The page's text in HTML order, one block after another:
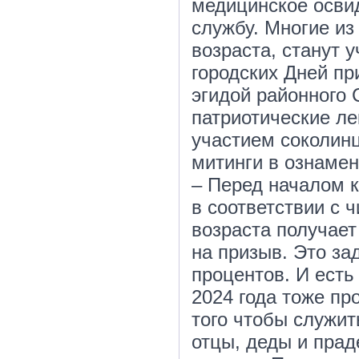
медицинское
службу. Многие
возраста, станут
городских Дней
эгидой районного
патриотические
участием
митинги в
– Перед началом
в соответствии с
возраста
на призыв. Это
процентов. И
2024 года тоже
того чтобы
отцы, деды и